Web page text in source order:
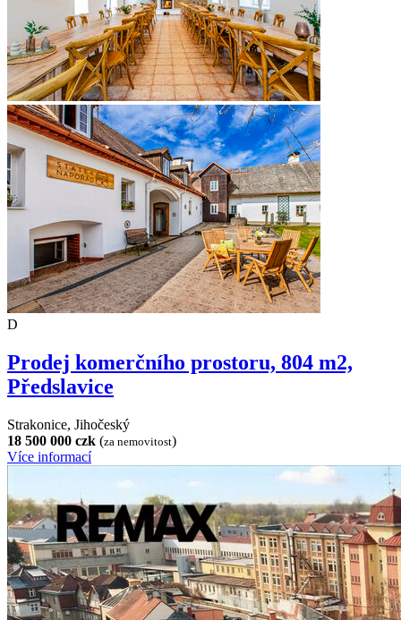
D
Prodej komerčního prostoru, 804 m2,
Předslavice
Strakonice, Jihočeský
18 500 000 czk (za nemovitost)
Více informací